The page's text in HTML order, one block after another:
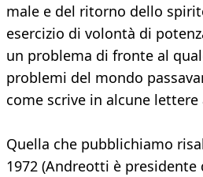
male e del ritorno dello
esercizio di volontà di
un problema di fronte al
problemi del mondo
come scrive in alcune
Quella che pubblichiamo
1972 (Andreotti è presidente